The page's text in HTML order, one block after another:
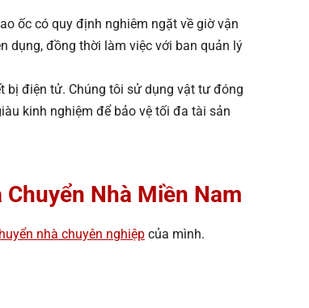
ốc có quy định nghiêm ngặt về giờ vận
dụng, đồng thời làm việc với ban quản lý
bị điện tử. Chúng tôi sử dụng vật tư đóng
kinh nghiệm để bảo vệ tối đa tài sản
Nhà Miền Nam
nhà chuyên nghiệp của mình.